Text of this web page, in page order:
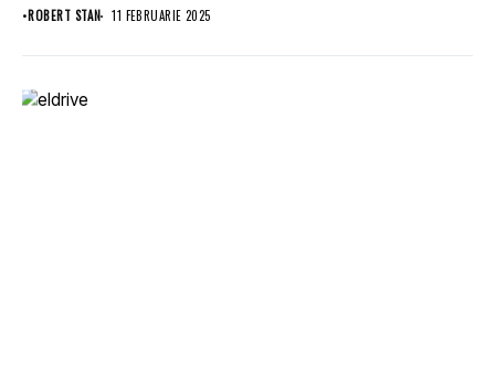
•ROBERT STAN 11 FEBRUARIE 2025